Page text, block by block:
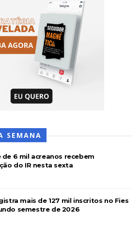
SEMANA
de 6 mil acreanos recebem
do IR nesta sexta
mais de 127 mil inscritos no Fies
semestre de 2026